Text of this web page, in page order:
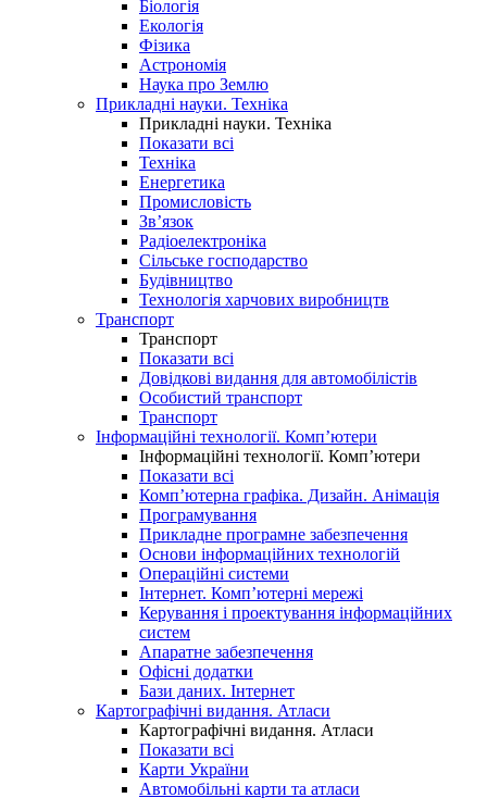
Біологія
Екологія
Фізика
Астрономія
Наука про Землю
Прикладні науки. Техніка
Прикладні науки. Техніка
Показати всі
Техніка
Енергетика
Промисловість
Зв’язок
Радіоелектроніка
Сільське господарство
Будівництво
Технологія харчових виробництв
Транспорт
Транспорт
Показати всі
Довідкові видання для автомобілістів
Особистий транспорт
Транспорт
Інформаційні технології. Комп’ютери
Інформаційні технології. Комп’ютери
Показати всі
Комп’ютерна графіка. Дизайн. Анімація
Програмування
Прикладне програмне забезпечення
Основи інформаційних технологій
Операційні системи
Інтернет. Комп’ютерні мережі
Керування і проектування інформаційних
систем
Апаратне забезпечення
Офісні додатки
Бази даних. Інтернет
Картографічні видання. Атласи
Картографічні видання. Атласи
Показати всі
Карти України
Автомобільні карти та атласи